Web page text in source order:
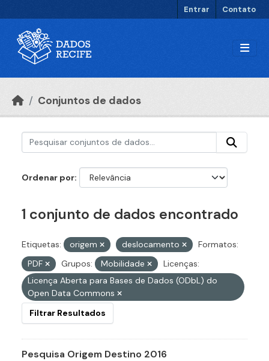
Entrar Contato
Conjuntos de dados
Ordenar por
1 conjunto de dados encontrado
Etiquetas: origem deslocamento
Formatos:
PDF
Grupos: Mobilidade
Licenças:
Licença Aberta para Bases de Dados (ODbL) do
Open Data Commons
Filtrar Resultados
Pesquisa Origem Destino 2016